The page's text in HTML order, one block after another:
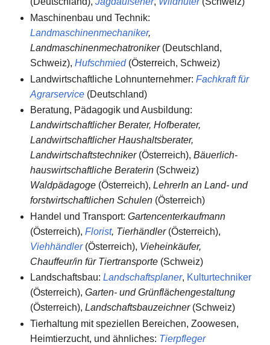
Maschinenbau und Technik:
Landmaschinenmechaniker,
Landmaschinenmechatroniker(Deutschland,
Schweiz), Hufschmied(Österreich, Schweiz)
Landwirtschaftliche Lohnunternehmer: Fachkraft für
Agrarservice(Deutschland)
Beratung, Pädagogik und Ausbildung:
Landwirtschaftlicher Berater, Hofberater,
Landwirtschaftlicher Haushaltsberater,
Landwirtschaftstechniker(Österreich), Bäuerlich-
hauswirtschaftliche Beraterin(Schweiz)
Waldpädagoge(Österreich), LehrerIn an Land- und
forstwirtschaftlichen Schulen(Österreich)
Handel und Transport: Gartencenterkaufmann
(Österreich), Florist, Tierhändler(Österreich),
Viehhändler(Österreich), Vieheinkäufer,
Chauffeur/in für Tiertransporte(Schweiz)
Landschaftsbau: Landschaftsplaner, Kulturtechniker
(Österreich), Garten- und Grünflächengestaltung
(Österreich), Landschaftsbauzeichner(Schweiz)
Tierhaltung mit speziellen Bereichen, Zoowesen,
Heimtierzucht, und ähnliches: Tierpfleger